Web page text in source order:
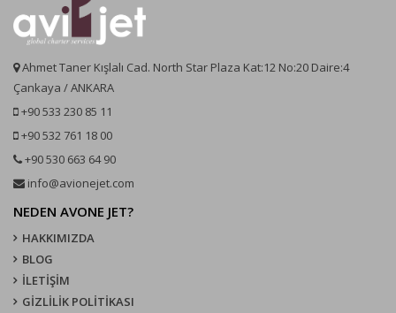
Ahmet Taner Kışlalı Cad. North Star Plaza Kat:12 No:20 Daire:4
Çankaya / ANKARA
+90 533 230 85 11
+90 532 761 18 00
+90 530 663 64 90
info@avionejet.com
NEDEN AVONE JET?
HAKKIMIZDA
BLOG
İLETİŞİM
GİZLİLİK POLİTİKASI